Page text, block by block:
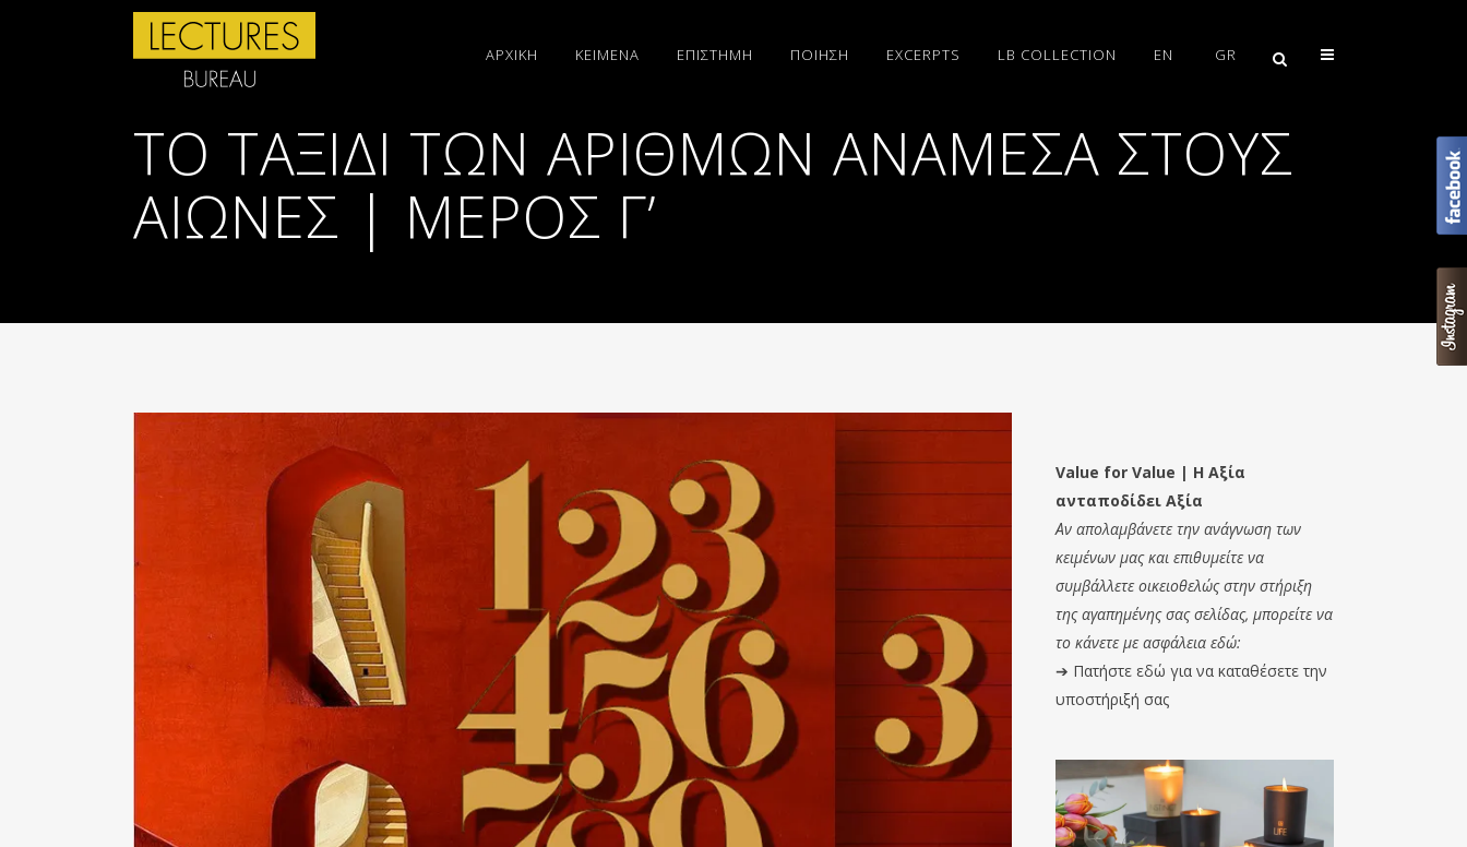
ΑΡΧΙΚΗ ΚΕΙΜΕΝΑ ΕΠΙΣΤΗΜΗ ΠΟΙΗΣΗ EXCERPTS LB COLLECTION EN GR
ΤΟ ΤΑΞΊΔΙ ΤΩΝ ΑΡΙΘΜΏΝ ΑΝΆΜΕΣΑ ΣΤΟΥΣ
ΑΙΏΝΕΣ | ΜΈΡΟΣ Γ’
Value for Value | Η Αξία
ανταποδίδει Αξία
Αν απολαμβάνετε την ανάγνωση των
κειμένων μας και επιθυμείτε να
συμβάλλετε οικειοθελώς στην στήριξη
της αγαπημένης σας σελίδας, μπορείτε να
το κάνετε με ασφάλεια εδώ:
➔ Πατήστε εδώ για να καταθέσετε την
υποστήριξή σας